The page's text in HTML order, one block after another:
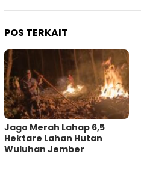
POS TERKAIT
Jago Merah Lahap 6,5
Hektare Lahan Hutan
Wuluhan Jember